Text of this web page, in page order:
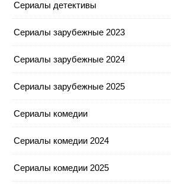
Сериалы детективы
Сериалы зарубежные 2023
Сериалы зарубежные 2024
Сериалы зарубежные 2025
Сериалы комедии
Сериалы комедии 2024
Сериалы комедии 2025